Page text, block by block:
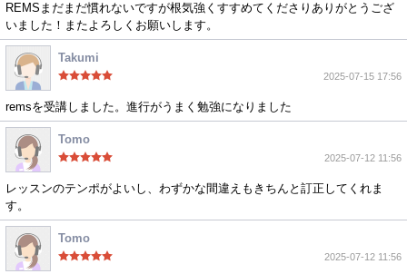
REMSまだまだ慣れないですが根気強くすすめてくださりありがとうござ
いました！またよろしくお願いします。
Takumi
2025-07-15 17:56
remsを受講しました。進行がうまく勉強になりました
Tomo
2025-07-12 11:56
レッスンのテンポがよいし、わずかな間違えもきちんと訂正してくれま
す。
Tomo
2025-07-12 11:56